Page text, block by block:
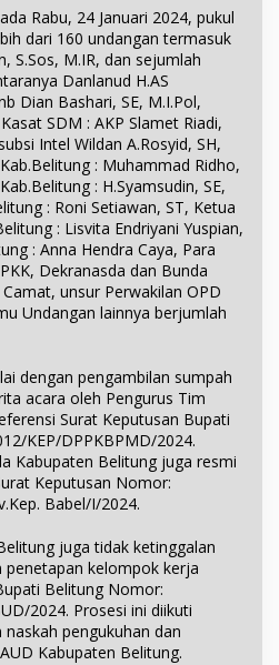
Rabu, 24 Januari 2024, pukul
dari 160 undangan termasuk
S.Sos, M.IR, dan sejumlah
Danlanud H.AS
Dian Bashari, SE, M.I.Pol,
SDM : AKP Slamet Riadi,
Intel Wildan A.Rosyid, SH,
: Muhammad Ridho,
: H.Syamsudin, SE,
: Roni Setiawan, ST, Ketua
: Lisvita Endriyani Yuspian,
: Anna Hendra Caya, Para
Dekranasda dan Bunda
unsur Perwakilan OPD
Undangan lainnya berjumlah
dengan pengambilan sumpah
acara oleh Pengurus Tim
Surat Keputusan Bupati
KEP/DPPKBPMD/2024.
Kabupaten Belitung juga resmi
Keputusan Nomor:
Babel/I/2024.
juga tidak ketinggalan
kelompok kerja
Belitung Nomor:
2024. Prosesi ini diikuti
pengukuhan dan
Kabupaten Belitung.